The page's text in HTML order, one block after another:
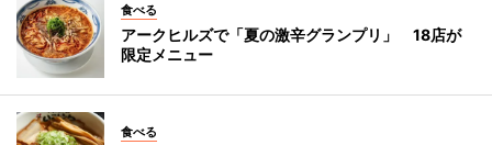
食べる
アークヒルズで「夏の激辛グランプリ」 18店が
限定メニュー
食べる